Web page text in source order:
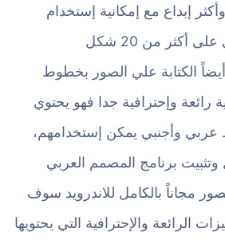
إبداع مع إمكانية إستخدام
مجموعة رائعة تحتوي على أكثر من 20 شكل
الكتابة علي الصور بخطوط
رائعة وإحترافية جدا فهو يحتوي
من 50 خط عربي وأجنبي يمكن إستخدامهم،
وتثبيت برنامج المصمم العربي
مجاناً بالكامل للاندرويد سوف
الرائعة والإحترافية التي يحتويها